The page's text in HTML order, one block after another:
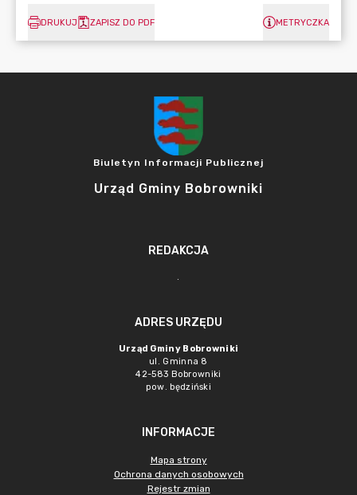
DRUKUJ ZAPISZ DO PDF METRYCZKA
Biuletyn Informacji Publicznej
Urząd Gminy Bobrowniki
REDAKCJA
.
ADRES URZĘDU
Urząd Gminy Bobrowniki
ul. Gminna 8
42-583 Bobrowniki
pow. będziński
INFORMACJE
Mapa strony
Ochrona danych osobowych
Rejestr zmian